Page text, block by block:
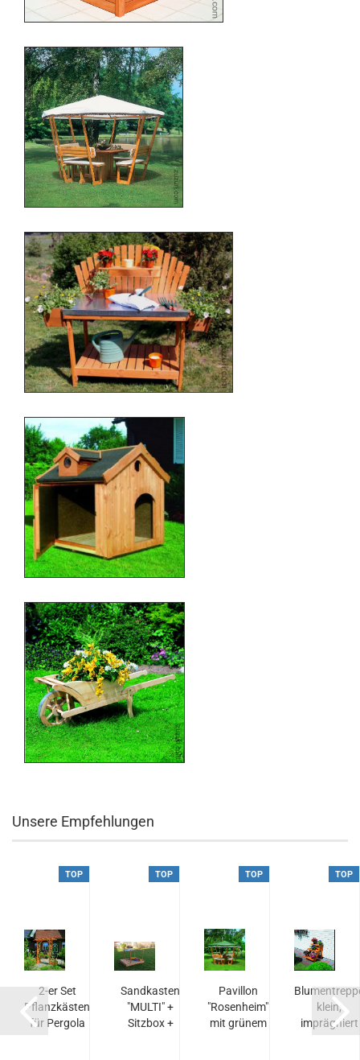
Unsere Empfehlungen
TOP
2-er Set
Pflanzkästen
für Pergola
TOP
Sandkasten
"MULTI" +
Sitzbox +
TOP
Pavillon
"Rosenheim"
mit grünem
TOP
klein,
imprägniert